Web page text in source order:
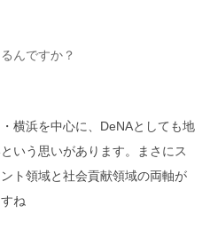
んですか？
横浜を中心に、DeNAとしても地
いう思いがあります。まさにス
ト領域と社会貢献領域の両軸が
ね